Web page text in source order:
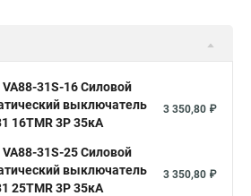
VA88-31S-16 Силовой
выключатель
16TMR 3P 35кА
3 350,80 ₽
VA88-31S-25 Силовой
выключатель
25TMR 3P 35кА
3 350,80 ₽